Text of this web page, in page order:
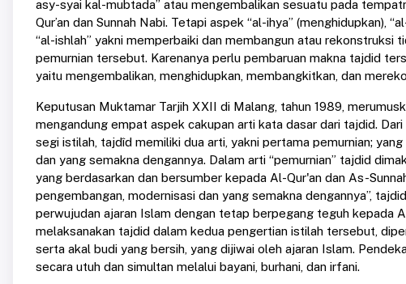
asy-syai kal-mubtada” atau mengembalikan sesuatu pada
Qur’an dan Sunnah Nabi. Tetapi aspek “al-ihya” (menghidupkan),
“al-ishlah” yakni memperbaiki dan membangun atau
pemurnian tersebut. Karenanya perlu pembaruan makna tajdid
yaitu mengembalikan, menghidupkan, membangkitkan, dan
Keputusan Muktamar Tarjih XXII di Malang, tahun 1989,
mengandung empat aspek cakupan arti kata dasar dari tajdid.
segi istilah, tajdîd memiliki dua arti, yakni pertama pemurnian;
dan yang semakna dengannya. Dalam arti “pemurnian” tajdid
yang berdasarkan dan bersumber kepada Al-Qur'an dan As-
pengembangan, modernisasi dan yang semakna dengannya”,
perwujudan ajaran Islam dengan tetap berpegang teguh kepada
melaksanakan tajdid dalam kedua pengertian istilah tersebut,
serta akal budi yang bersih, yang dijiwai oleh ajaran Islam.
secara utuh dan simultan melalui bayani, burhani, dan irfani.